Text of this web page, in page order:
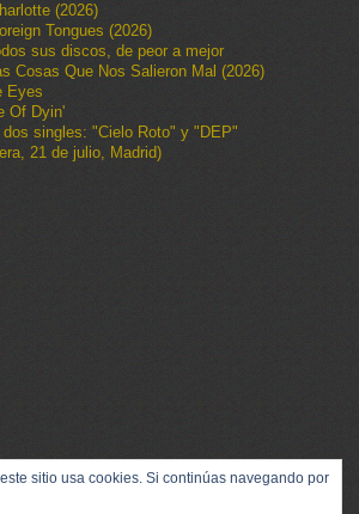
(2026)
Tongues (2026)
sus discos, de peor a mejor
Cosas Que Nos Salieron Mal (2026)
Eyes
Of Dyin'
singles: "Cielo Roto" y "DEP"
21 de julio, Madrid)
sitio usa cookies. Si continúas navegando por